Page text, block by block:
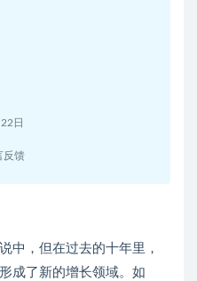
日
反馈
中，但在过去的十年里，
成了新的增长领域。如